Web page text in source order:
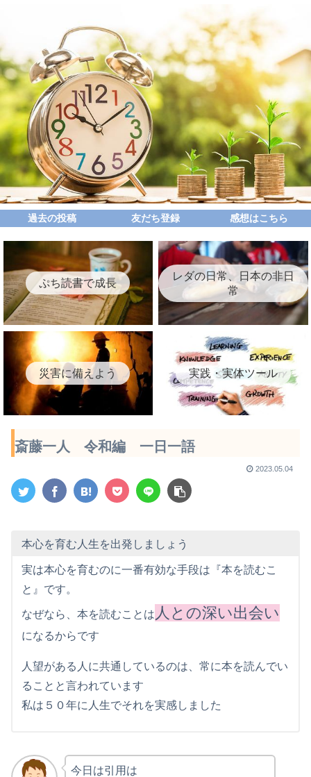
過去の投稿 友だち登録 感想はこちら
ぷち読書で成長
レダの日常、日本の非日
常
災害に備えよう 実践・実体ツール
斎藤一人 令和編 一日一語
2023.05.04
本心を育む人生を出発しましょう
実は本心を育むのに一番有効な手段は『本を読むこ
と』です。
なぜなら、本を読むことは 人との深い出会い
になるからです
人望がある人に共通しているのは、常に本を読んでい
ることと言われています
私は５０年に人生でそれを実感しました
今日は引用は